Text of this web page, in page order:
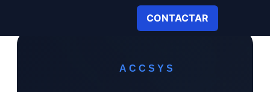
CONTACTAR
ACCSYS